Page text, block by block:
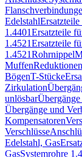
Edelstahl
1.4401Ersatzteile
1.4521Ersatzteile
1.4521Rohrnippel
MuffenReduktionen
BögenT-Stücke
Zirkulation
unlösbar
Übergänge und
Kompensatoren
Verschlüsse
Edelstahl, Gas
GasSystemrohre